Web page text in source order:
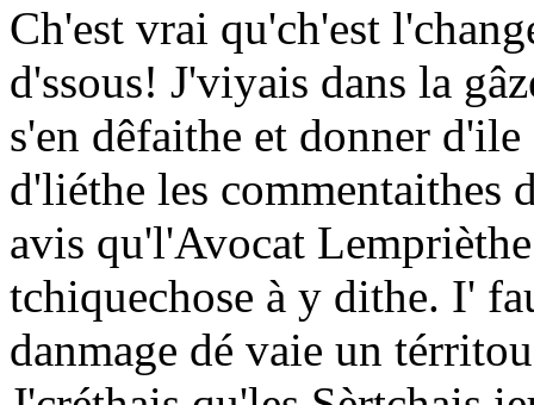
Ch'est vrai qu'ch'est
d'ssous! J'viyais dans la
s'en dêfaithe et donner
d'liéthe les commentaithes
avis qu'l'Avocat
tchiquechose à y dithe. I'
danmage dé vaie un